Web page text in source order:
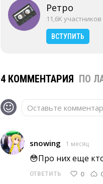
Ретро
11,6K участников
ВСТУПИТЬ
4 КОММЕНТАРИЯ ПО
Оставьте
snowing 1 месяц
😳Про них еще
ОТВЕТИТЬ 0